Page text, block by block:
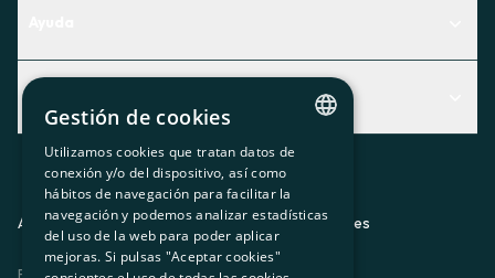
Descubre qué servicio te encaja mejor
Contacto
Actualidad
El rincón de la socia
Prensa
Trabaja con nosotros
Aviso legalPolítica de privacidadPolítica de cookies
CATALAN
SPANISH
GL
BASQUE
Gestión de cookies
Utilizamos cookies que tratan datos de
conexión y/o del dispositivo, así como
hábitos de navegación para facilitar la
navegación y podemos analizar estadísticas
del uso de la web para poder aplicar
mejoras. Si pulsas "Aceptar cookies"